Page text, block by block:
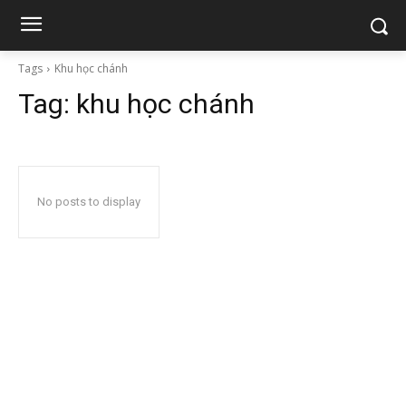
Tags Khu học chánh
Tag: khu học chánh
No posts to display